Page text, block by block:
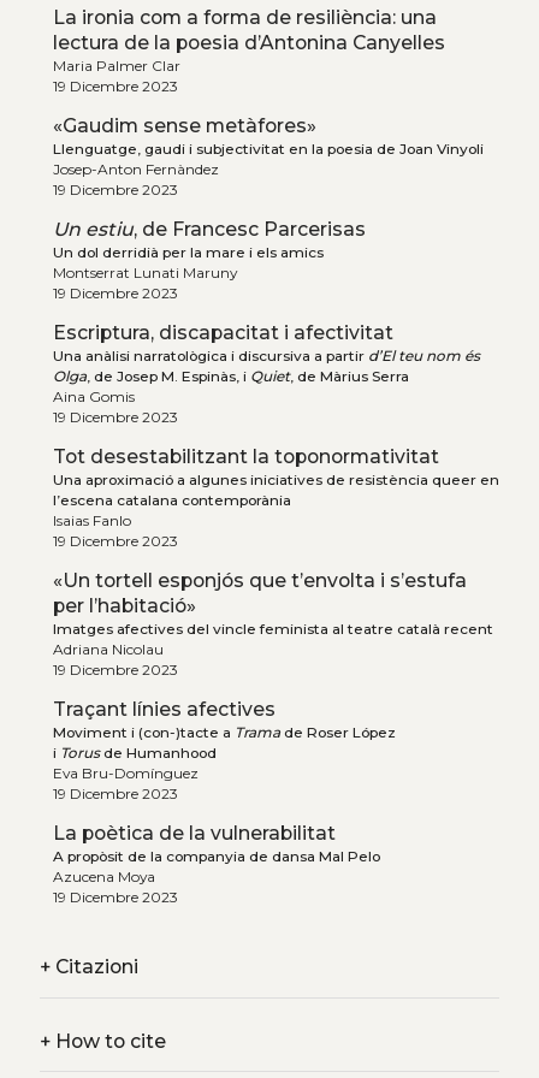
La ironia com a forma de resiliència: una
lectura de la poesia d’Antonina Canyelles
Maria Palmer Clar
19 Dicembre 2023
«Gaudim sense metàfores»
Llenguatge, gaudi i subjectivitat en la poesia de Joan Vinyoli
Josep-Anton Fernàndez
19 Dicembre 2023
Un estiu, de Francesc Parcerisas
Un dol derridià per la mare i els amics
Montserrat Lunati Maruny
19 Dicembre 2023
Escriptura, discapacitat i afectivitat
Una anàlisi narratològica i discursiva a partir d’El teu nom és
Olga, de Josep M. Espinàs, i Quiet, de Màrius Serra
Aina Gomis
19 Dicembre 2023
Tot desestabilitzant la toponormativitat
Una aproximació a algunes iniciatives de resistència queer en
l’escena catalana contemporània
Isaias Fanlo
19 Dicembre 2023
«Un tortell esponjós que t’envolta i s’estufa
per l’habitació»
Imatges afectives del vincle feminista al teatre català recent
Adriana Nicolau
19 Dicembre 2023
Traçant línies afectives
Moviment i (con-)tacte a Trama de Roser López
i Torus de Humanhood
Eva Bru-Domínguez
19 Dicembre 2023
La poètica de la vulnerabilitat
A propòsit de la companyia de dansa Mal Pelo
Azucena Moya
19 Dicembre 2023
+Citazioni
+How to cite